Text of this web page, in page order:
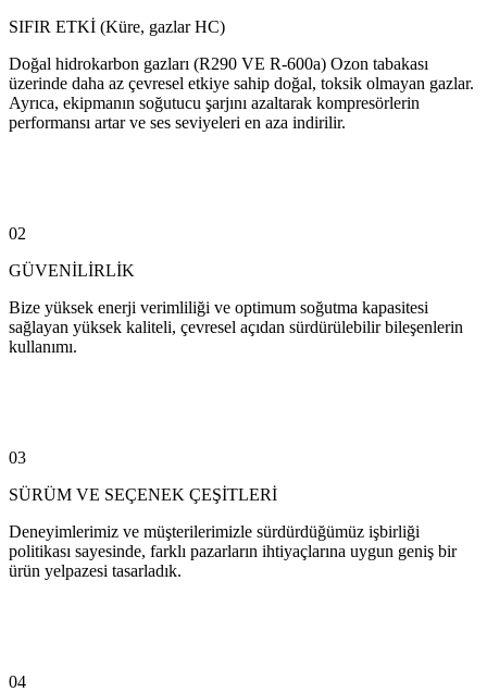
SIFIR ETKİ (Küre, gazlar HC)
Doğal hidrokarbon gazları (R290 VE R-600a) Ozon tabakası
üzerinde daha az çevresel etkiye sahip doğal, toksik olmayan gazlar.
Ayrıca, ekipmanın soğutucu şarjını azaltarak kompresörlerin
performansı artar ve ses seviyeleri en aza indirilir.
02
GÜVENİLİRLİK
Bize yüksek enerji verimliliği ve optimum soğutma kapasitesi
sağlayan yüksek kaliteli, çevresel açıdan sürdürülebilir bileşenlerin
kullanımı.
03
SÜRÜM VE SEÇENEK ÇEŞİTLERİ
Deneyimlerimiz ve müşterilerimizle sürdürdüğümüz işbirliği
politikası sayesinde, farklı pazarların ihtiyaçlarına uygun geniş bir
ürün yelpazesi tasarladık.
04